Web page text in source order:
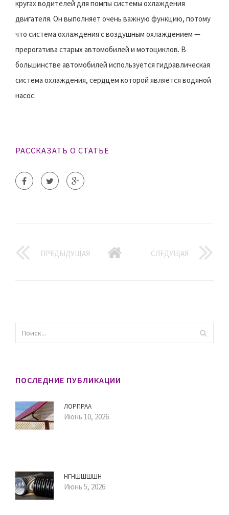
кругах водителей для помпы системы охлаждения
двигателя. Он выполняет очень важную функцию, потому
что система охлаждения с воздушным охлаждением —
прерогатива старых автомобилей и мотоциклов. В
большинстве автомобилей используется гидравлическая
система охлаждения, сердцем которой является водяной
насос.
РАССКАЗАТЬ О СТАТЬЕ
ПРЕДЫДУЩАЯ СЛЕДУЩАЯ
ПОСЛЕДНИЕ ПУБЛИКАЦИИ
ЛОРПРАА
Июнь 10, 2026
НГНШШШШН
Июнь 5, 2026